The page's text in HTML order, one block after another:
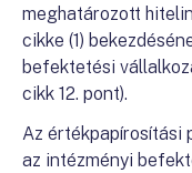
meghatározott
cikke (1)
befektetési
cikk 12. pont).
Az értékpapírosítási
az intézményi